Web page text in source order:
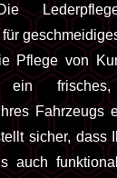
Die
Pflege von
frisches,
Fahrzeugs
sicher, dass
auch